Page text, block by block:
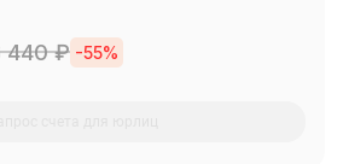
440₽ -55%